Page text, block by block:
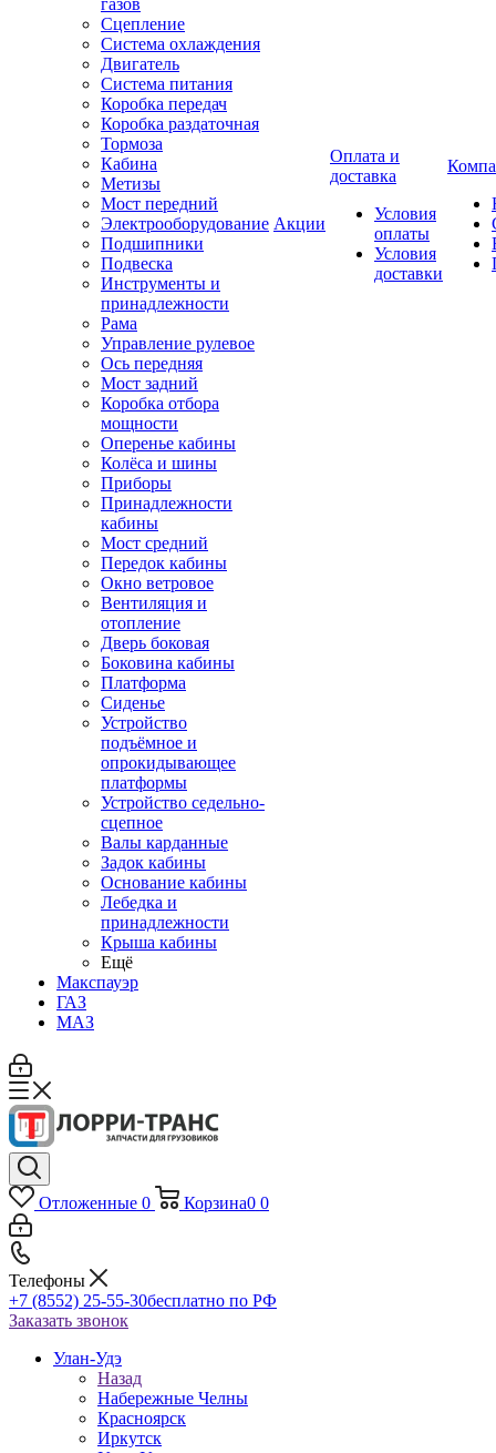
газов
Сцепление
Система охлаждения
Двигатель
Система питания
Коробка передач
Коробка раздаточная
Тормоза
Кабина
Метизы
Мост передний
Электрооборудование
Подшипники
Подвеска
Инструменты и
принадлежности
Рама
Управление рулевое
Ось передняя
Мост задний
Коробка отбора
мощности
Оперенье кабины
Колёса и шины
Приборы
Принадлежности
кабины
Мост средний
Передок кабины
Окно ветровое
Вентиляция и
отопление
Дверь боковая
Боковина кабины
Платформа
Сиденье
Устройство
подъёмное и
опрокидывающее
платформы
Устройство седельно-
сцепное
Валы карданные
Задок кабины
Основание кабины
Лебедка и
принадлежности
Крыша кабины
Ещё
Макспауэр
ГАЗ
МАЗ
Акции
Оплата и
доставка
Условия
оплаты
Условия
доставки
Отложенные 0 Корзина0 0
Телефоны
+7 (8552) 25-55-30бесплатно по РФ
Заказать звонок
Улан-Удэ
Назад
Набережные Челны
Красноярск
Иркутск